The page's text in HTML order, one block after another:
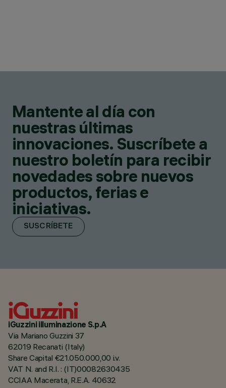
Mantente al día con
nuestras últimas
innovaciones. Suscríbete a
nuestro boletín para recibir
novedades sobre nuevos
productos, ferias e
iniciativas.
SUSCRÍBETE
iGuzzini illuminazione S.p.A
Via Mariano Guzzini 37
62019 Recanati (Italy)
Share Capital €21.050.000,00 i.v.
VAT N. and R.I. : (IT)00082630435
CCIAA Macerata, R.E.A. 40632